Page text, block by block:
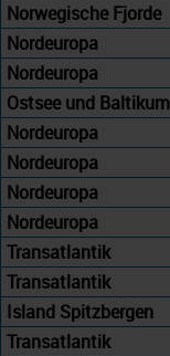
Norwegische Fjorde
Nordeuropa
Nordeuropa
Ostsee und Baltikum
Nordeuropa
Nordeuropa
Nordeuropa
Nordeuropa
Transatlantik
Transatlantik
Island Spitzbergen
Transatlantik